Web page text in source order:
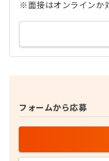
※面接はオンラインか
フォームから応募